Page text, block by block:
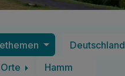
Deutschland
Hamm